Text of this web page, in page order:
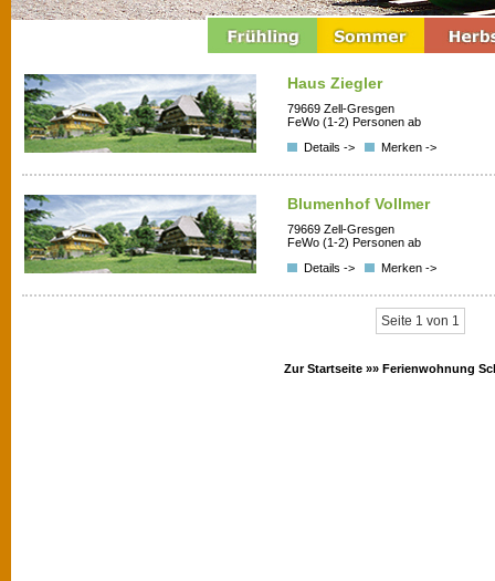
Haus Ziegler
79669 Zell-Gresgen
FeWo (1-2) Personen ab
Details ->
Merken ->
Blumenhof Vollmer
79669 Zell-Gresgen
FeWo (1-2) Personen ab
Details ->
Merken ->
Seite 1 von 1
Zur Startseite »» Ferienwohnung